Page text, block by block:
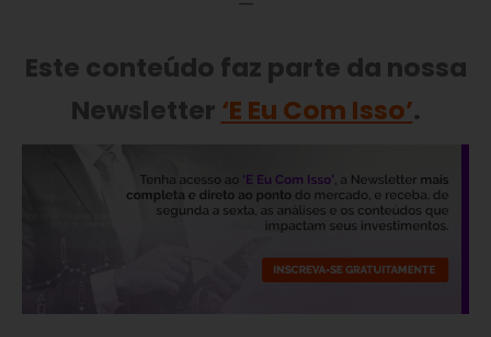
Este conteúdo faz parte da nossa
Newsletter ‘E Eu Com Isso’.